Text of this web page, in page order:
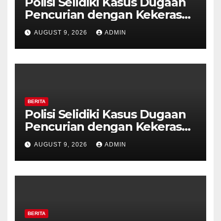
Pencurian dengan Kekerasan
di Counter HP Royal Phone
Ambarawa.
AUGUST 9, 2026 ADMIN
BERITA
Polisi Selidiki Kasus Dugaan
Pencurian dengan Kekerasan
di Counter HP Royal Phone
Ambarawa.
AUGUST 9, 2026 ADMIN
BERITA